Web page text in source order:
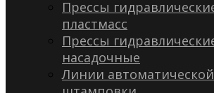
Прессы
пластмасс
Прессы
насадочные
Линии автоматической